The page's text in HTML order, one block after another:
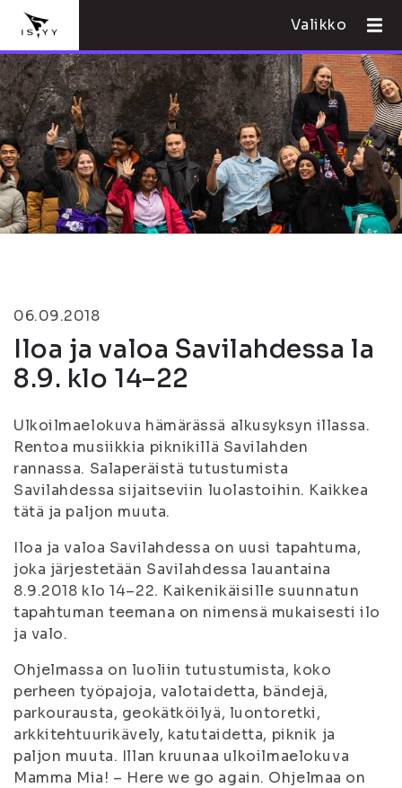
Valikko
06.09.2018
Iloa ja valoa Savilahdessa la
8.9. klo 14–22
Ulkoilmaelokuva hämärässä alkusyksyn illassa.
Rentoa musiikkia piknikillä Savilahden
rannassa. Salaperäistä tutustumista
Savilahdessa sijaitseviin luolastoihin. Kaikkea
tätä ja paljon muuta.
Iloa ja valoa Savilahdessa on uusi tapahtuma,
joka järjestetään Savilahdessa lauantaina
8.9.2018 klo 14–22. Kaikenikäisille suunnatun
tapahtuman teemana on nimensä mukaisesti ilo
ja valo.
Ohjelmassa on luoliin tutustumista, koko
perheen työpajoja, valotaidetta, bändejä,
parkourausta, geokätköilyä, luontoretki,
arkkitehtuurikävely, katutaidetta, piknik ja
paljon muuta. Illan kruunaa ulkoilmaelokuva
Mamma Mia! – Here we go again. Ohjelmaa on